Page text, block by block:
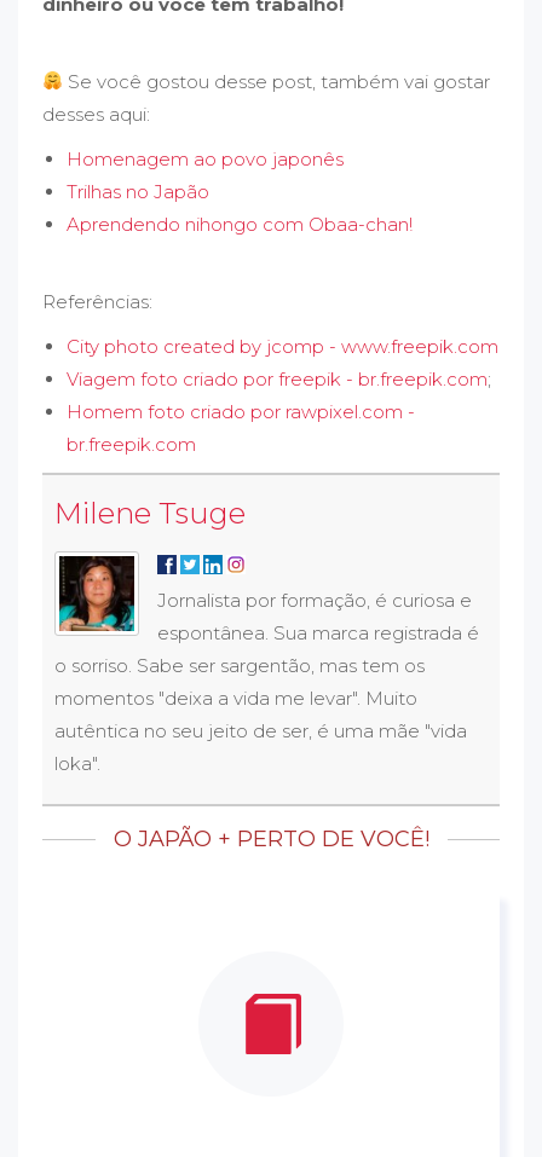
Se você gostou desse post, também vai gostar
desses aqui:
Homenagem ao povo japonês
Trilhas no Japão
Aprendendo nihongo com Obaa-chan!
Referências:
City photo created by jcomp - www.freepik.com
Viagem foto criado por freepik - br.freepik.com;
Homem foto criado por rawpixel.com -
br.freepik.com
Milene Tsuge
Jornalista por formação, é curiosa e
espontânea. Sua marca registrada é
o sorriso. Sabe ser sargentão, mas tem os
momentos "deixa a vida me levar". Muito
autêntica no seu jeito de ser, é uma mãe "vida
loka".
O JAPÃO + PERTO DE VOCÊ!